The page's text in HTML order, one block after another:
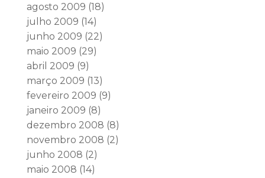
agosto 2009 (18)
julho 2009 (14)
junho 2009 (22)
maio 2009 (29)
abril 2009 (9)
março 2009 (13)
fevereiro 2009 (9)
janeiro 2009 (8)
dezembro 2008 (8)
novembro 2008 (2)
junho 2008 (2)
maio 2008 (14)